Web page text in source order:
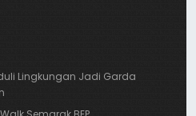
Lingkungan Jadi Garda